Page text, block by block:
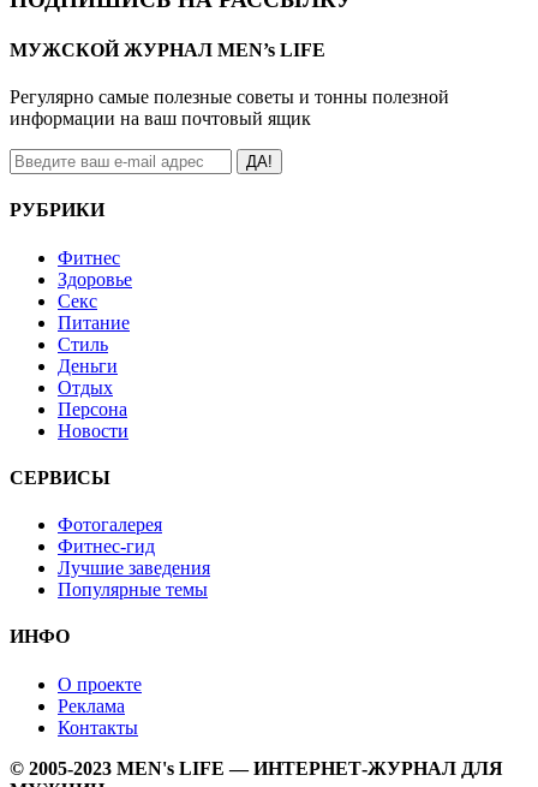
МУЖСКОЙ ЖУРНАЛ MEN’s LIFE
Регулярно самые полезные советы и тонны полезной
информации на ваш почтовый ящик
ДА!
РУБРИКИ
Фитнес
Здоровье
Секс
Питание
Стиль
Деньги
Отдых
Персона
Новости
СЕРВИСЫ
Фотогалерея
Фитнес-гид
Лучшие заведения
Популярные темы
ИНФО
О проекте
Реклама
Контакты
© 2005-2023 MEN's LIFE — ИНТЕРНЕТ-ЖУРНАЛ ДЛЯ